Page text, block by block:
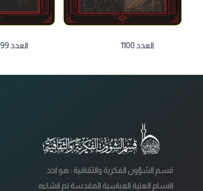
العدد 1100 العدد 1099
قسم الشؤون الفكرية والثقافية : هو احد
اقسام العتبة العباسية المقدسة تم انشاءه